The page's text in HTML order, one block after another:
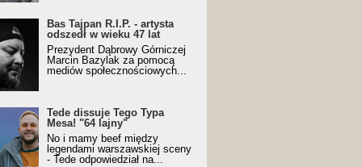
Bas Tajpan R.I.P. - artysta
odszedł w wieku 47 lat
Prezydent Dąbrowy Górniczej
Marcin Bazylak za pomocą
mediów społecznościowych...
Tede dissuje Tego Typa
Mesa! "64 lajny"
No i mamy beef między
legendami warszawskiej sceny
- Tede odpowiedział na...